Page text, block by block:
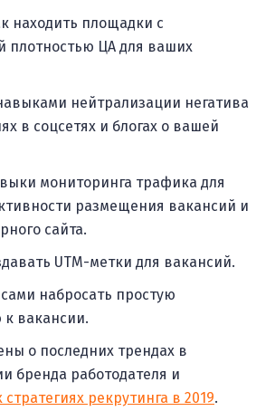
находить площадки с
плотностью ЦА для ваших
нейтрализации негатива
в соцсетях и блогах о вашей
мониторинга трафика для
размещения вакансий и
сайта.
UTM-метки для вакансий.
набросать простую
вакансии.
о последних трендах в
бренда работодателя и
рекрутинга в 2019.